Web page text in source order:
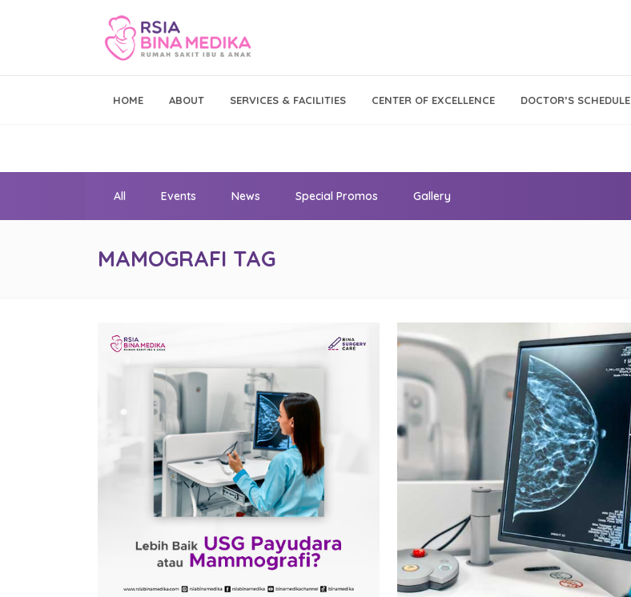
Emergency Call
Call Center
Klinik
HOME ABOUT SERVICES & FACILITIES CENTER OF EXCELLENCE DOCTOR’S SCHEDULE
All Events News Special Promos Gallery
MAMOGRAFI TAG